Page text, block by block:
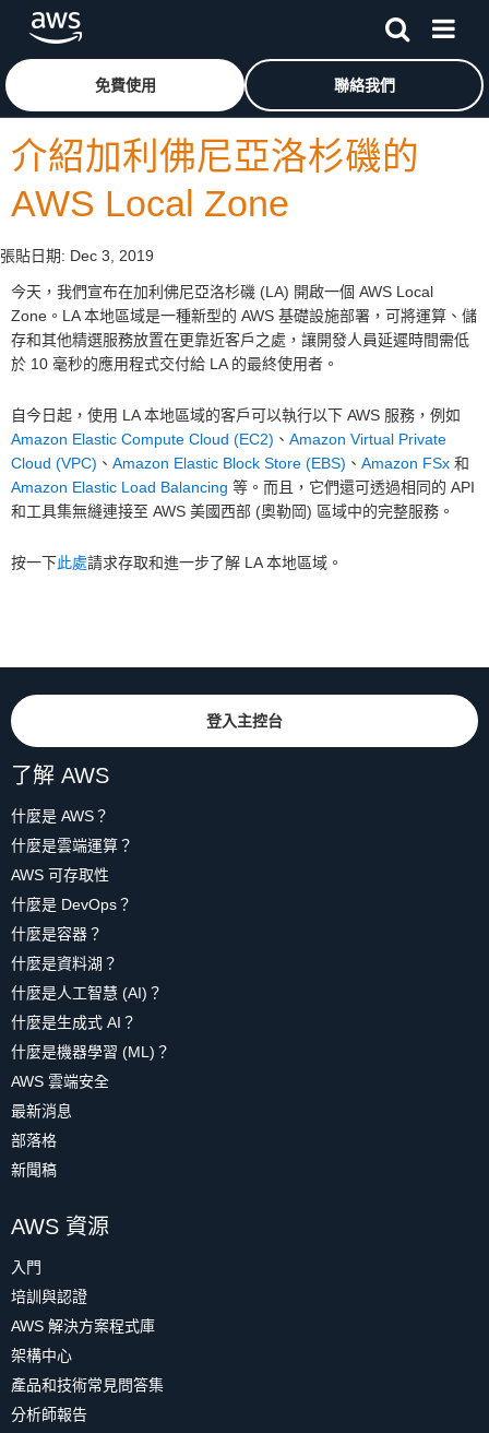
跳至主要內容按一下這裡可返回 Amazon Web Services 首頁
免費使用 聯絡我們
介紹加利佛尼亞洛杉磯的
AWS Local Zone
張貼日期: Dec 3, 2019
今天，我們宣布在加利佛尼亞洛杉磯 (LA) 開啟一個 AWS Local
Zone。LA 本地區域是一種新型的 AWS 基礎設施部署，可將運算、儲
存和其他精選服務放置在更靠近客戶之處，讓開發人員延遲時間需低
於 10 毫秒的應用程式交付給 LA 的最終使用者。
自今日起，使用 LA 本地區域的客戶可以執行以下 AWS 服務，例如
Amazon Elastic Compute Cloud (EC2) 、 Amazon Virtual Private
Cloud (VPC) 、 Amazon Elastic Block Store (EBS) 、 Amazon FSx 和
Amazon Elastic Load Balancing 等。而且，它們還可透過相同的 API
和工具集無縫連接至 AWS 美國西部 (奧勒岡) 區域中的完整服務。
按一下此處請求存取和進一步了解 LA 本地區域。
登入主控台
了解 AWS
什麼是 AWS？
什麼是雲端運算？
AWS 可存取性
什麼是 DevOps？
什麼是容器？
什麼是資料湖？
什麼是人工智慧 (AI)？
什麼是生成式 AI？
什麼是機器學習 (ML)？
AWS 雲端安全
最新消息
部落格
新聞稿
AWS 資源
入門
培訓與認證
AWS 解決方案程式庫
架構中心
產品和技術常見問答集
分析師報告